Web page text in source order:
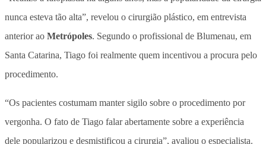
nunca esteva tão alta”, revelou o cirurgião plástico, em entrevista
anterior ao Metrópoles. Segundo o profissional de Blumenau, em
Santa Catarina, Tiago foi realmente quem incentivou a procura pelo
procedimento.
“Os pacientes costumam manter sigilo sobre o procedimento por
vergonha. O fato de Tiago falar abertamente sobre a experiência
dele popularizou e desmistificou a cirurgia”, avaliou o especialista.